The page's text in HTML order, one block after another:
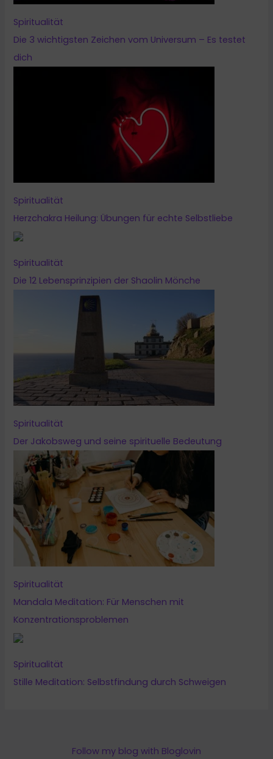
Spiritualität
Die 3 wichtigsten Zeichen vom Universum – Es testet
dich
Spiritualität
Herzchakra Heilung: Übungen für echte Selbstliebe
Spiritualität
Die 12 Lebensprinzipien der Shaolin Mönche
Spiritualität
Der Jakobsweg und seine spirituelle Bedeutung
Spiritualität
Mandala Meditation: Für Menschen mit
Konzentrationsproblemen
Spiritualität
Stille Meditation: Selbstfindung durch Schweigen
Follow my blog with Bloglovin